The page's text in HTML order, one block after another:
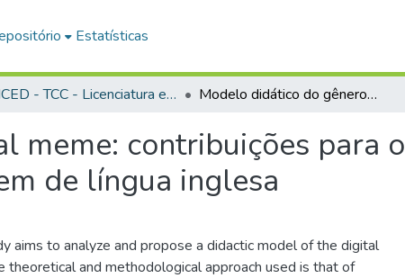
Estatísticas
ICED - TCC - Licenciatura em Letras — Português e Inglês Modelo didático do gênero digital meme: contribuições para o desenvolvimento da aprendizagem de língua inglesa
meme: contribuições para o
de língua inglesa
aims to analyze and propose a didactic model of the digital
theoretical and methodological approach used is that of